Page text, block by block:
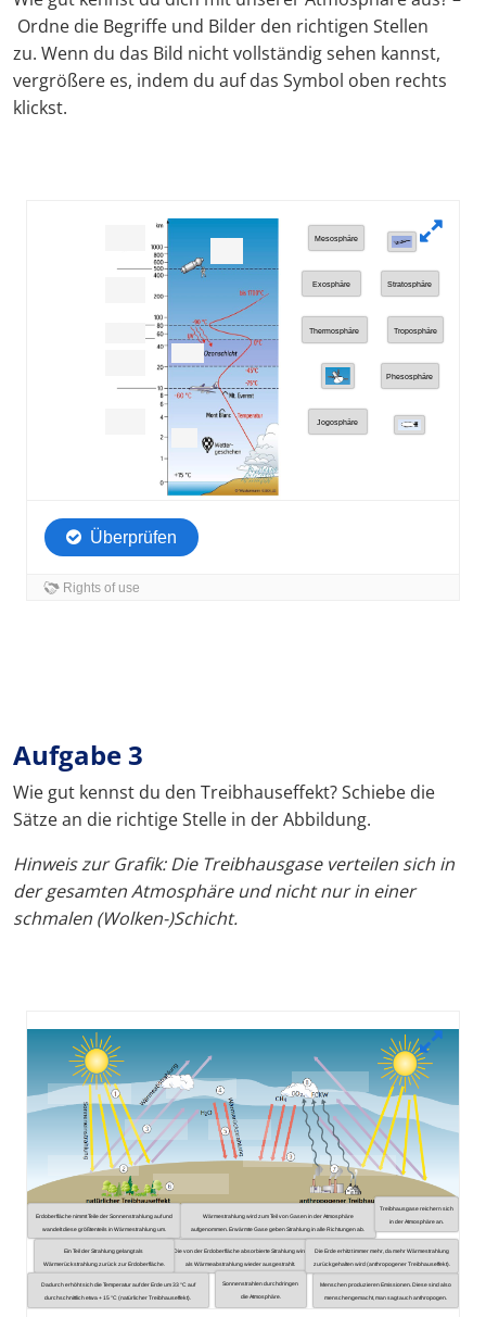
Ordne die Begriffe und Bilder den richtigen Stellen
zu. Wenn du das Bild nicht vollständig sehen kannst,
vergrößere es, indem du auf das Symbol oben rechts
klickst.
Aufgabe 3
Wie gut kennst du den Treibhauseffekt? Schiebe die
Sätze an die richtige Stelle in der Abbildung.
Hinweis zur Grafik: Die Treibhausgase verteilen sich in
der gesamten Atmosphäre und nicht nur in einer
schmalen (Wolken-)Schicht.